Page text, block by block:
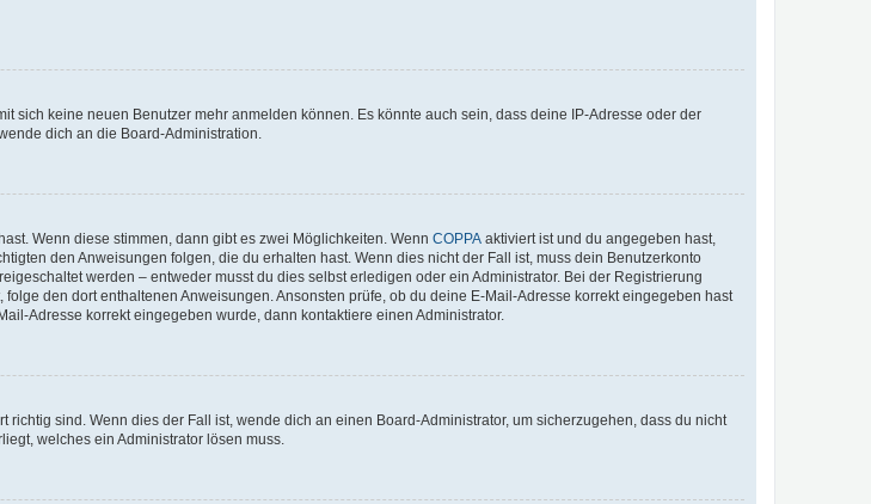
sich keine neuen Benutzer mehr anmelden können. Es könnte auch sein, dass deine IP-Adresse oder der
dich an die Board-Administration.
Wenn diese stimmen, dann gibt es zwei Möglichkeiten. Wenn COPPA aktiviert ist und du angegeben hast,
den Anweisungen folgen, die du erhalten hast. Wenn dies nicht der Fall ist, muss dein Benutzerkonto
werden – entweder musst du dies selbst erledigen oder ein Administrator. Bei der Registrierung
den dort enthaltenen Anweisungen. Ansonsten prüfe, ob du deine E-Mail-Adresse korrekt eingegeben hast
Adresse korrekt eingegeben wurde, dann kontaktiere einen Administrator.
sind. Wenn dies der Fall ist, wende dich an einen Board-Administrator, um sicherzugehen, dass du nicht
welches ein Administrator lösen muss.